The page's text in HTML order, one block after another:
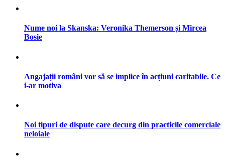
Nume noi la Skanska: Veronika Themerson și Mircea
Bosie
Angajații români vor să se implice în acțiuni caritabile. Ce
i-ar motiva
Noi tipuri de dispute care decurg din practicile comerciale
neloiale